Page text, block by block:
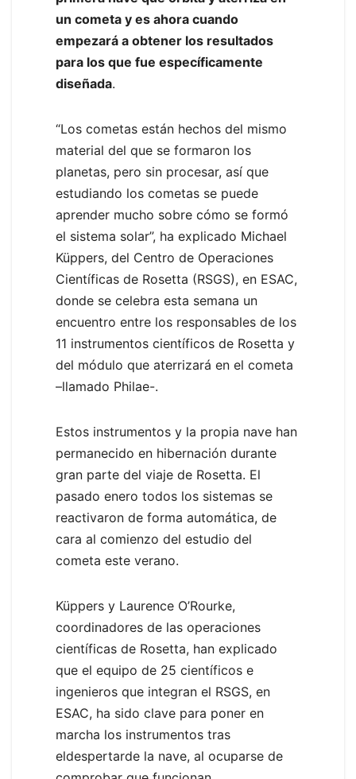
un cometa y es ahora cuando
empezará a obtener los resultados
para los que fue específicamente
diseñada.
“Los cometas están hechos del mismo
material del que se formaron los
planetas, pero sin procesar, así que
estudiando los cometas se puede
aprender mucho sobre cómo se formó
el sistema solar”, ha explicado Michael
Küppers, del Centro de Operaciones
Científicas de Rosetta (RSGS), en ESAC,
donde se celebra esta semana un
encuentro entre los responsables de los
11 instrumentos científicos de Rosetta y
del módulo que aterrizará en el cometa
–llamado Philae-.
Estos instrumentos y la propia nave han
permanecido en hibernación durante
gran parte del viaje de Rosetta. El
pasado enero todos los sistemas se
reactivaron de forma automática, de
cara al comienzo del estudio del
cometa este verano.
Küppers y Laurence O’Rourke,
coordinadores de las operaciones
científicas de Rosetta, han explicado
que el equipo de 25 científicos e
ingenieros que integran el RSGS, en
ESAC, ha sido clave para poner en
marcha los instrumentos tras
eldespertarde la nave, al ocuparse de